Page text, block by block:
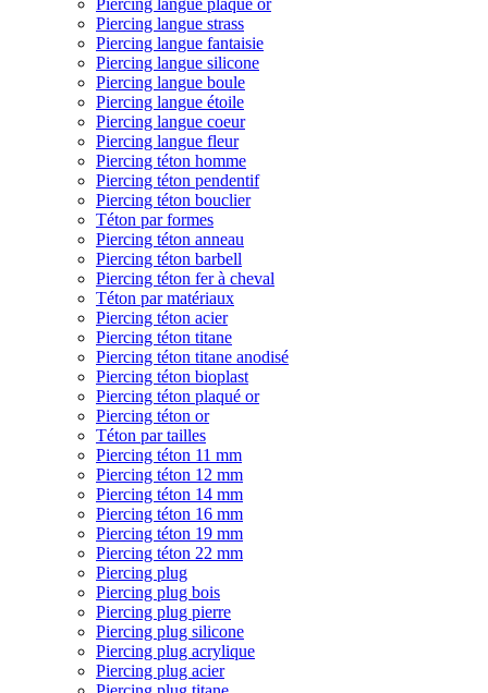
Piercing langue plaqué or
Piercing langue strass
Piercing langue fantaisie
Piercing langue silicone
Piercing langue boule
Piercing langue étoile
Piercing langue coeur
Piercing langue fleur
Piercing téton homme
Piercing téton pendentif
Piercing téton bouclier
Téton par formes
Piercing téton anneau
Piercing téton barbell
Piercing téton fer à cheval
Téton par matériaux
Piercing téton acier
Piercing téton titane
Piercing téton titane anodisé
Piercing téton bioplast
Piercing téton plaqué or
Piercing téton or
Téton par tailles
Piercing téton 11 mm
Piercing téton 12 mm
Piercing téton 14 mm
Piercing téton 16 mm
Piercing téton 19 mm
Piercing téton 22 mm
Piercing plug
Piercing plug bois
Piercing plug pierre
Piercing plug silicone
Piercing plug acrylique
Piercing plug acier